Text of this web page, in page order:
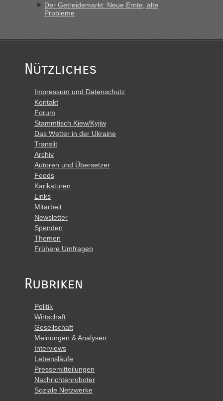
Der Getreidemarkt: Neue Ernte, alte
Probleme
Nützliches
Impressum und Datenschutz
Kontakt
Forum
Stammtisch Kiew/Kyjiw
Das Wetter in der Ukraine
Translit
Archiv
Autoren und Übersetzer
Feeds
Karikaturen
Links
Mitarbeit
Newsletter
Spenden
Themen
Frühere Umfragen
Rubriken
Politik
Wirtschaft
Gesellschaft
Meinungen & Analysen
Interviews
Lebensläufe
Pressemitteilungen
Nachrichtenroboter
Soziale Netzwerke